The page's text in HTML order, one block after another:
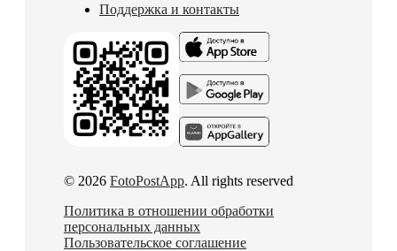
Поддержка и контакты
© 2026 FotoPostApp. All rights reserved
Политика в отношении обработки
персональных данных
Пользовательское соглашение